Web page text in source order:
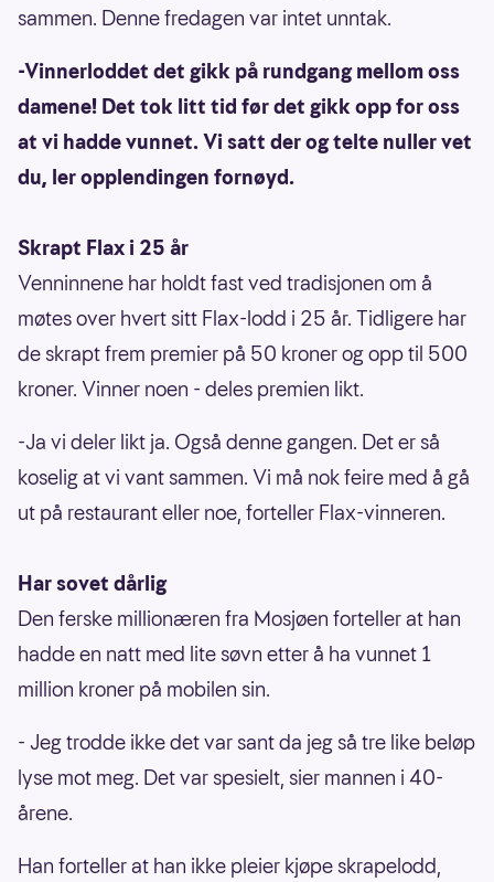
sammen. Denne fredagen var intet unntak.
-Vinnerloddet det gikk på rundgang mellom oss
damene! Det tok litt tid før det gikk opp for oss
at vi hadde vunnet. Vi satt der og telte nuller vet
du, ler opplendingen fornøyd.
Skrapt Flax i 25 år
Venninnene har holdt fast ved tradisjonen om å
møtes over hvert sitt Flax-lodd i 25 år. Tidligere har
de skrapt frem premier på 50 kroner og opp til 500
kroner. Vinner noen - deles premien likt.
-Ja vi deler likt ja. Også denne gangen. Det er så
koselig at vi vant sammen. Vi må nok feire med å gå
ut på restaurant eller noe, forteller Flax-vinneren.
Har sovet dårlig
Den ferske millionæren fra Mosjøen forteller at han
hadde en natt med lite søvn etter å ha vunnet 1
million kroner på mobilen sin.
- Jeg trodde ikke det var sant da jeg så tre like beløp
lyse mot meg. Det var spesielt, sier mannen i 40-
årene.
Han forteller at han ikke pleier kjøpe skrapelodd,